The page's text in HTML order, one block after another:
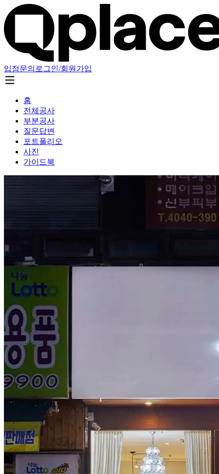
입점문의 로그인/회원가입
홈
전체공사
부분공사
질문답변
포트폴리오
사진
가이드북